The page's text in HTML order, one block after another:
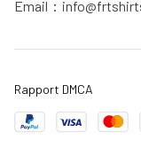
Email：
Rapport DMCA